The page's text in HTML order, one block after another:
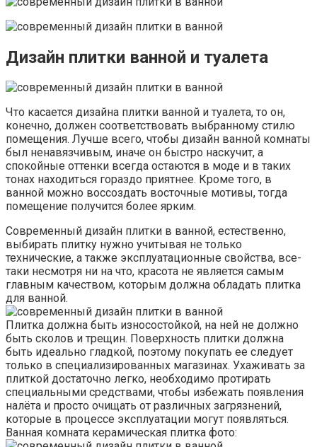
Дизайн плитки ванной и туалета
Что касается дизайна плитки ванной и туалета, то он,
конечно, должен соответствовать выбранному стилю
помещения. Лучше всего, чтобы дизайн ванной комнаты
был ненавязчивым, иначе он быстро наскучит, а
спокойные оттенки всегда остаются в моде и в таких
тонах находиться гораздо приятнее. Кроме того, в
ванной можно воссоздать восточные мотивы, тогда
помещение получится более ярким.
Современный дизайн плитки в ванной, естественно,
выбирать плитку нужно учитывая не только
технические, а также эксплуатационные свойства, все-
таки несмотря ни на что, красота не является самым
главным качеством, которым должна обладать плитка
для ванной.
Плитка должна быть износостойкой, на ней не должно
быть сколов и трещин. Поверхность плитки должна
быть идеально гладкой, поэтому покупать ее следует
только в специализированных магазинах. Ухаживать за
плиткой достаточно легко, необходимо протирать
специальными средствами, чтобы избежать появления
налёта и просто очищать от различных загрязнений,
которые в процессе эксплуатации могут появляться.
Ванная комната керамическая плитка фото: